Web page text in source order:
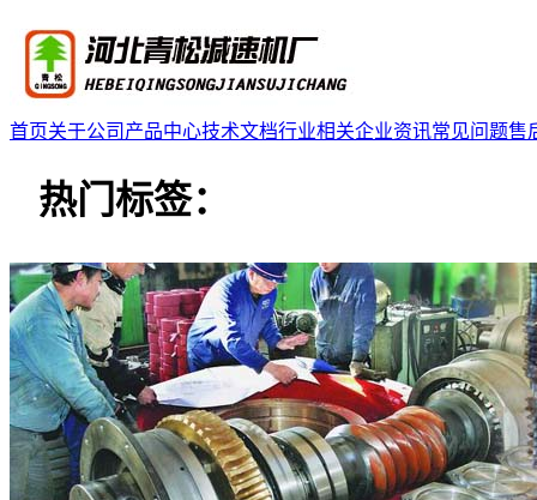
首页关于公司 产品中心技术文档行业相关企业资讯常见问题售
热门标签：